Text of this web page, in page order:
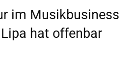
im Musikbusiness
hat offenbar